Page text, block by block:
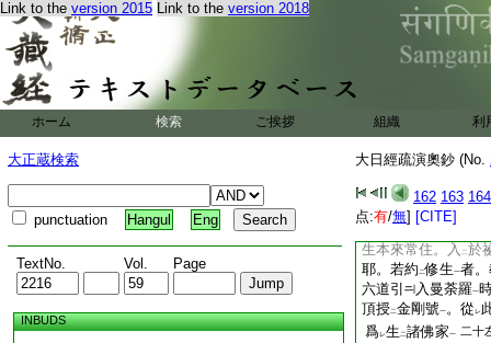
Link to the version 2015 Link to the version 2018
ホーム 検索 ご挨拶 組織 利
大正蔵検索
punctuation Hangul Eng
TextNo. Vol. Page
INBUDS
大日經疏演奧鈔 (No.
162 163 164
点:有/無] [CITE]
受彼類一故。
上首尊在 海會中
故。文言
今此上首
云。大日如來示
現
心一。易 一。
依
此釋 者。爲
心一 易レ 受二佛化一也。
荼中一。而所同實人
本有修生二義
生本來常住。入 二於
耶。若約 二修生一者
六道引
入曼荼羅一
頂授二金剛號一。從 レ
爲レ生 二諸佛家一 二十